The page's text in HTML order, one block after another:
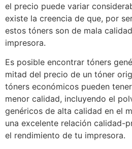
el precio puede variar
existe la creencia de que, por
estos tóners son de mala
impresora.
Es posible encontrar tóners
mitad del precio de un tóner
tóners económicos pueden
menor calidad, incluyendo el
genéricos de alta calidad en el
una excelente relación calidad-
el rendimiento de tu impresora.